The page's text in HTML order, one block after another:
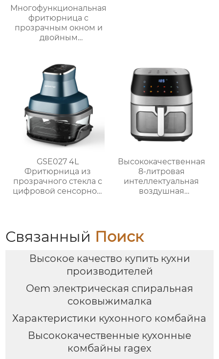
Многофункциональная
фритюрница с
прозрачным окном и
двойным
GSE027 4L
Фритюрница из
прозрачного стекла с
цифровой сенсорной
Высококачественная
8-литровая
интеллектуальная
воздушная
Связанный Поиск
Высокое качество купить кухни
производителей
Oem электрическая спиральная
соковыжималка
Характеристики кухонного комбайна
Высококачественные кухонные
комбайны ragex